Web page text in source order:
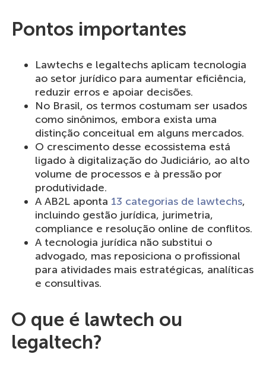
Pontos importantes
Lawtechs e legaltechs aplicam tecnologia
ao setor jurídico para aumentar eficiência,
reduzir erros e apoiar decisões.
No Brasil, os termos costumam ser usados
como sinônimos, embora exista uma
distinção conceitual em alguns mercados.
O crescimento desse ecossistema está
ligado à digitalização do Judiciário, ao alto
volume de processos e à pressão por
produtividade.
A AB2L aponta 13 categorias de lawtechs,
incluindo gestão jurídica, jurimetria,
compliance e resolução online de conflitos.
A tecnologia jurídica não substitui o
advogado, mas reposiciona o profissional
para atividades mais estratégicas, analíticas
e consultivas.
O que é lawtech ou
legaltech?